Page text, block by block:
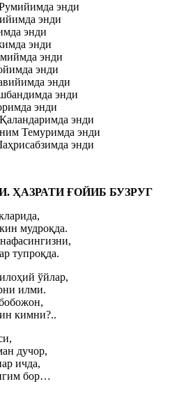
энди
энди
энди
энди
энди
энди
энди
энди
энди
энди
Темуримда энди
энди
ҲАЗРАТИ ҒОЙИБ БУЗРУГ
мудроқда.
тупроқда.
ўйлар,
илми.
кимни?..
дучор,
ичда,
бор…